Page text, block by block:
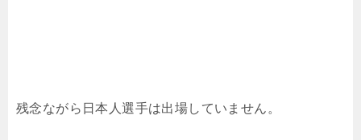
残念ながら日本人選手は出場していません。